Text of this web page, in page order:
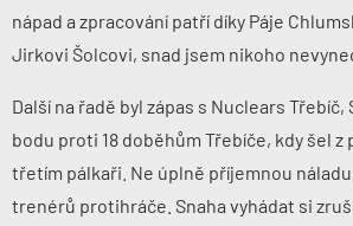
nápad a zpracování patří díky Páje
Jirkovi Šolcovi, snad jsem nikoho
Další na řadě byl zápas s Nuclears Třebíč,
bodu proti 18 doběhům Třebíče, kdy šel z
třetím pálkaři. Ne úplně příjemnou
trenérů protihráče. Snaha vyhádat si